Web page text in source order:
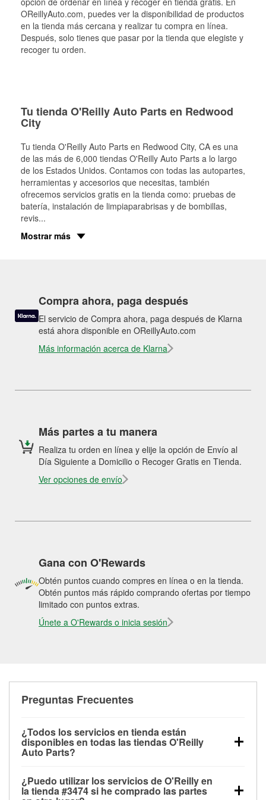
OReillyAuto.com, puedes ver la disponibilidad de productos
en la tienda más cercana y realizar tu compra en línea.
Después, solo tienes que pasar por la tienda que elegiste y
recoger tu orden.
Tu tienda O'Reilly Auto Parts en Redwood
City
Tu tienda O'Reilly Auto Parts en Redwood City, CA es una
de las más de 6,000 tiendas O'Reilly Auto Parts a lo largo
de los Estados Unidos. Contamos con todas las autopartes,
herramientas y accesorios que necesitas, también
ofrecemos servicios gratis en la tienda como: pruebas de
batería, instalación de limpiaparabrisas y de bombillas,
revis...
Mostrar más
Compra ahora, paga después
El servicio de Compra ahora, paga después de Klarna
está ahora disponible en OReillyAuto.com
Más información acerca de Klarna
Más partes a tu manera
Realiza tu orden en línea y elije la opción de Envío al
Día Siguiente a Domicilio o Recoger Gratis en Tienda.
Ver opciones de envío
Gana con O'Rewards
Obtén puntos cuando compres en línea o en la tienda.
Obtén puntos más rápido comprando ofertas por tiempo
limitado con puntos extras.
Únete a O'Rewards o inicia sesión
Preguntas Frecuentes
¿Todos los servicios en tienda están
disponibles en todas las tiendas O'Reilly
Auto Parts?
las pruebas de batería, pruebas de alternador y
¿Puedo utilizar los servicios de O'Reilly en
la tienda #3474 si he comprado las partes